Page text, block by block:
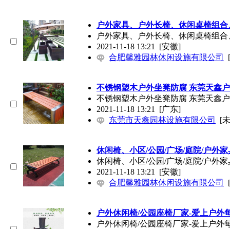
户外家具、户外长椅、休闲桌椅组
户外家具、户外长椅、休闲桌椅组
2021-11-18 13:21 [安徽]
合肥馨雅园林休闲设施有限公司
不锈钢塑木户外坐凳防腐 东莞天鑫
不锈钢塑木户外坐凳防腐 东莞天鑫
2021-11-18 13:21 [广东]
东莞市天鑫园林设施有限公司
[
休闲椅、小区/公园/广场/庭院/户外家
休闲椅、小区/公园/广场/庭院/户外家
2021-11-18 13:21 [安徽]
合肥馨雅园林休闲设施有限公司
户外休闲椅/公园座椅厂家-爱上户外
户外休闲椅/公园座椅厂家-爱上户外